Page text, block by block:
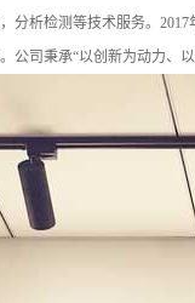
析检测等技术服务。
司秉承“以创新为动力、